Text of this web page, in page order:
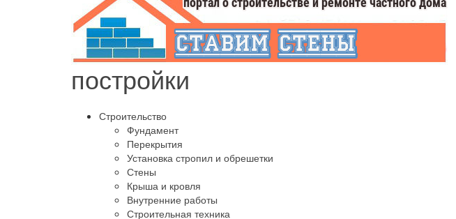
постройки
Строительство
Фундамент
Перекрытия
Установка стропил и обрешетки
Стены
Крыша и кровля
Внутренние работы
Строительная техника